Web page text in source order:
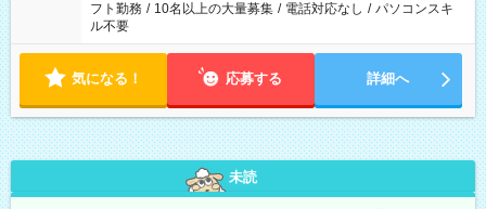
フト勤務 / 10名以上の大量募集 / 電話対応なし / パソコンスキ
ル不要
気になる！ 応募する 詳細へ
未読